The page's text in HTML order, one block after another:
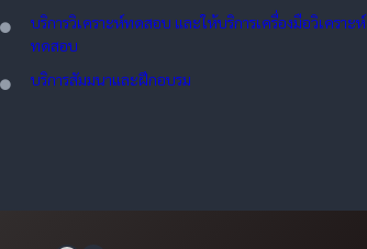
บริการวิเคราะห์ทดสอบ และให้บริการเครื่องมือวิเคราะห์
ทดสอบ
บริการสัมมนาและฝึกอบรม